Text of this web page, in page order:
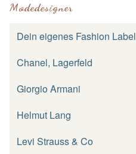
Modedesigner
Dein eigenes Fashion Label
Chanel, Lagerfeld
Giorgio Armani
Helmut Lang
Levi Strauss & Co